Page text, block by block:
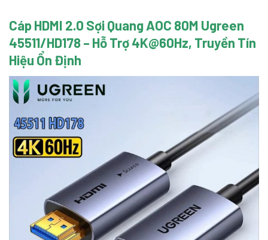
Cáp HDMI 2.0 Sợi Quang AOC 80M Ugreen
45511/HD178 – Hỗ Trợ 4K@60Hz, Truyền Tín
Hiệu Ổn Định